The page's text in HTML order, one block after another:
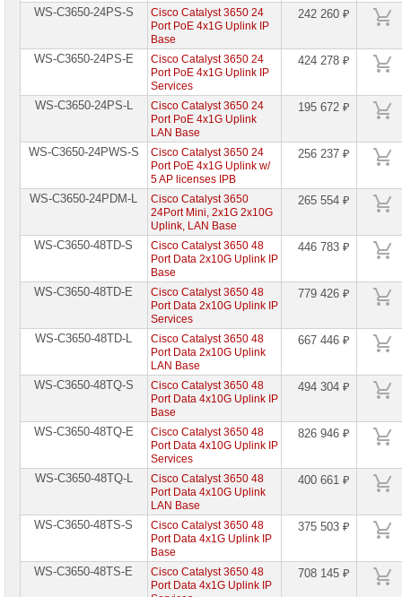
WS-C3650-24PS-S
Cisco Catalyst 3650 24
Port PoE 4x1G Uplink IP
Base
242 260 ₽
WS-C3650-24PS-E
Cisco Catalyst 3650 24
Port PoE 4x1G Uplink IP
Services
424 278 ₽
WS-C3650-24PS-L
Cisco Catalyst 3650 24
Port PoE 4x1G Uplink
LAN Base
195 672 ₽
WS-C3650-24PWS-S
Cisco Catalyst 3650 24
Port PoE 4x1G Uplink w/
5 AP licenses IPB
256 237 ₽
WS-C3650-24PDM-L
Cisco Catalyst 3650
24Port Mini, 2x1G 2x10G
Uplink, LAN Base
265 554 ₽
WS-C3650-48TD-S
Cisco Catalyst 3650 48
Port Data 2x10G Uplink IP
Base
446 783 ₽
WS-C3650-48TD-E
Cisco Catalyst 3650 48
Port Data 2x10G Uplink IP
Services
779 426 ₽
WS-C3650-48TD-L
Cisco Catalyst 3650 48
Port Data 2x10G Uplink
LAN Base
667 446 ₽
WS-C3650-48TQ-S
Cisco Catalyst 3650 48
Port Data 4x10G Uplink IP
Base
494 304 ₽
WS-C3650-48TQ-E
Cisco Catalyst 3650 48
Port Data 4x10G Uplink IP
Services
826 946 ₽
WS-C3650-48TQ-L
Cisco Catalyst 3650 48
Port Data 4x10G Uplink
LAN Base
400 661 ₽
WS-C3650-48TS-S
Cisco Catalyst 3650 48
Port Data 4x1G Uplink IP
Base
375 503 ₽
WS-C3650-48TS-E
Cisco Catalyst 3650 48
Port Data 4x1G Uplink IP
708 145 ₽